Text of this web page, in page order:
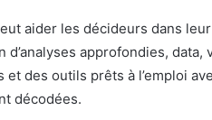
aider les décideurs dans
d’analyses approfondies,
et des outils prêts à l’emploi
décodées.